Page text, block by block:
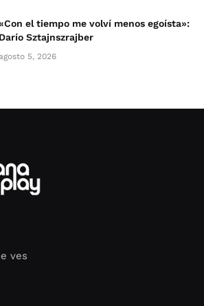
el tiempo me volví menos egoísta»:
Darío Sztajnszrajber
5, 2026
ves